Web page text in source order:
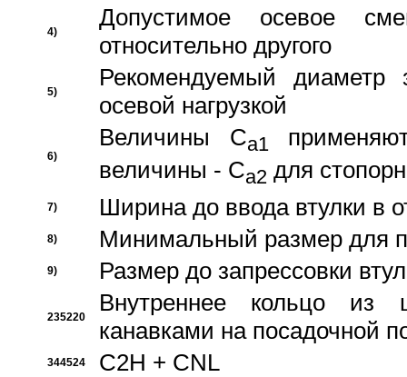
4)
Допустимое осевое
относительно другого
5)
Рекомендуемый диаметр
осевой нагрузкой
6)
Величины Ca1
величины - Ca2 для
7) Ширина до ввода втулки в
8) Минимальный размер для
9) Размер до запрессовки
235220
Внутреннее кольцо из
канавками на посадочной
344524 C2H + CNL